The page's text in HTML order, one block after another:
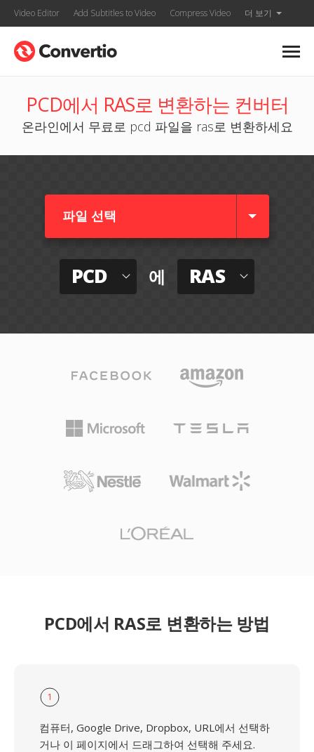
Video Editor Add Subtitles to Video Compress Video 더 보기
PCD에서 RAS로 변환하는 컨버터
온라인에서 무료로 pcd 파일을 ras로 변환하세요
파일 선택
PCD 에 RAS
PCD에서 RAS로 변환하는 방법
1
컴퓨터, Google Drive, Dropbox, URL에서 선택하
거나 이 페이지에서 드래그하여 선택해 주세요.